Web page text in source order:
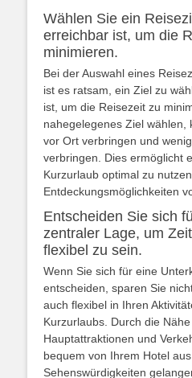
Wählen Sie ein
erreichbar ist, um die
minimieren.
Bei der Auswahl eines
ist es ratsam, ein Ziel zu
ist, um die Reisezeit zu
nahegelegenes Ziel wählen,
vor Ort verbringen und
verbringen. Dies ermöglicht
Kurzurlaub optimal zu
Entdeckungsmöglichkeiten
Entscheiden Sie sich
zentraler Lage, um
flexibel zu sein.
Wenn Sie sich für eine
entscheiden, sparen Sie
auch flexibel in Ihren
Kurzurlaubs. Durch die
Hauptattraktionen und
bequem von Ihrem Hotel
Sehenswürdigkeiten